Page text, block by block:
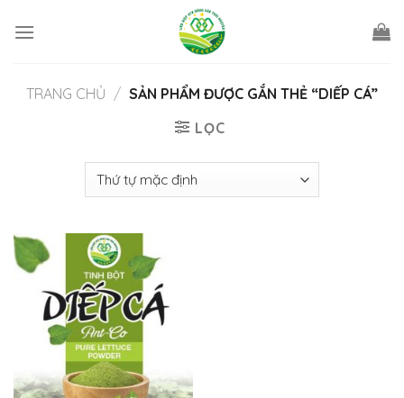
TRANG CHỦ / SẢN PHẨM ĐƯỢC GẮN THẺ “DIẾP CÁ”
LỌC